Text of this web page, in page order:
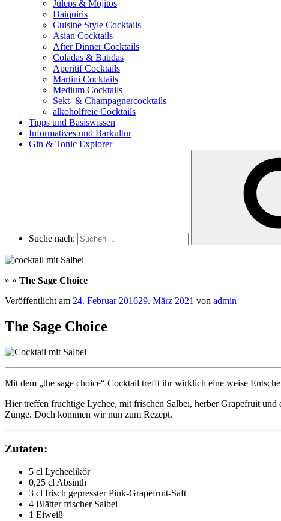
Juleps & Mojitos
Daiquiris
Cuisine Style Cocktails
Asian Cocktails
After Dinner Cocktails
Coladas & Batidas
Aperitif Cocktails
Martini Cocktails
Medium Cocktails
Sekt- & Champagnercocktails
alkoholfreie Cocktails
Tipps und Basiswissen
Informatives und Barkultur
Gin & Tonic Explorer
Suche nach:
» » The Sage Choice
Veröffentlicht am 24. Februar 201629. März 2021 von admin
The Sage Choice
Mit dem „the sage choice“ Cocktail trefft ihr wirklich eine weise
Hier treffen fruchtige Lychee, mit frischen Salbei, herber Grapefruit
Zunge. Doch kommen wir nun zum Rezept.
Zutaten:
5 cl Lycheelikör
0,25 cl Absinth
3 cl frisch gepresster Pink-Grapefruit-Saft
4 Blätter frischer Salbei
1 Eiweiß